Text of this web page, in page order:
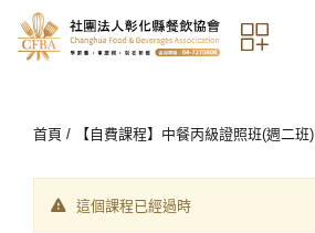
首頁 / 【自費課程】中餐丙級證照班(週二班)
這個課程已經過時